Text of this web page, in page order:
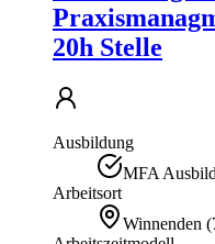
20h Stelle
Ausbildung
MFA
Arbeitsort
Winnenden (